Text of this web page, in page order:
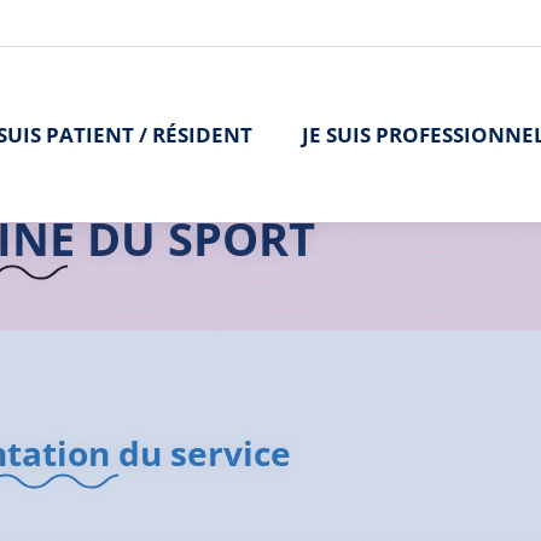
PATIENT / RÉSIDENT JE SUIS
L'offre de soins> Médecine du Sport> Médecine du Sport |
DU SPORT
du service